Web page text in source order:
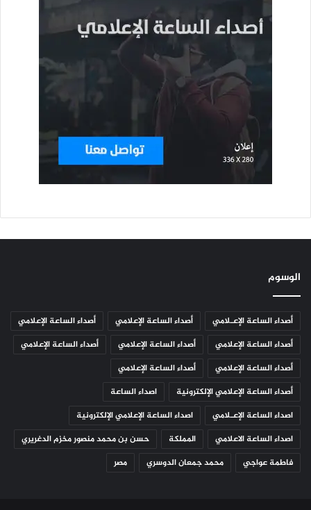
الوسوم
أصداء الساعة الإعـلامي أصداء الساعة الإعلامي
أصداء الساعة الإعلامي
أصداء الساعة الإعلامي
أصداء الساعة الإعلامي
أصداء الساعة الإعلامي
أصداء الساعة الإعلامي
أصداء الساعة الإعلامي
أصداء الساعة الإعلامي الإلكترونية
اصداء الساعة
اصداء الساعة الإعـلامي
اصداء الساعة الإعلامي الإلكترونية
اصداء الساعة الاعلامي
المملكة
حسن بن محمد منصور مخزم الدغريري
فاطمة عواجي
محمد جمعان الدوسري مصر